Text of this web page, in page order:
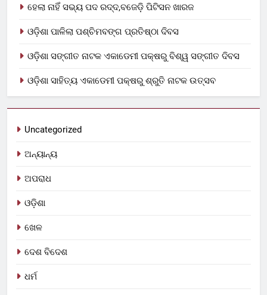
ହେଲା ନାହିଁ ସଭ୍ୟ ପଦ ରଦ୍ଦ,ବଜେଡ଼ି ପିଟିସନ ଖାରଜ
ଓଡ଼ିଶା ପାଳିଲା ପଶ୍ଚିମବଙ୍ଗ ପ୍ରତିଷ୍ଠା ଦିବସ
ଓଡ଼ିଶା ସଙ୍ଗୀତ ନାଟକ ଏକାଡେମୀ ପକ୍ଷରୁ ବିଶ୍ୱ ସଙ୍ଗୀତ ଦିବସ
ଓଡ଼ିଶା ସାହିତ୍ୟ ଏକାଡେମୀ ପକ୍ଷରୁ ଶ୍ରୁତି ନାଟକ ଉତ୍ସବ
Uncategorized
ଅନ୍ୟାନ୍ୟ
ଅପରାଧ
ଓଡ଼ିଶା
ଖେଳ
ଦେଶ ବିଦେଶ
ଧର୍ମ